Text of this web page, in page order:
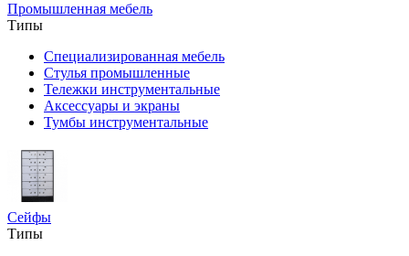
Промышленная мебель
Типы
Специализированная мебель
Стулья промышленные
Тележки инструментальные
Аксессуары и экраны
Тумбы инструментальные
Сейфы
Типы